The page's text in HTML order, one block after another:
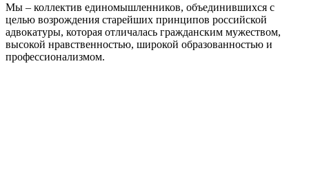
Мы – коллектив единомышленников, объединившихся с
целью возрождения старейших принципов российской
адвокатуры, которая отличалась гражданским мужеством,
высокой нравственностью, широкой образованностью и
профессионализмом.